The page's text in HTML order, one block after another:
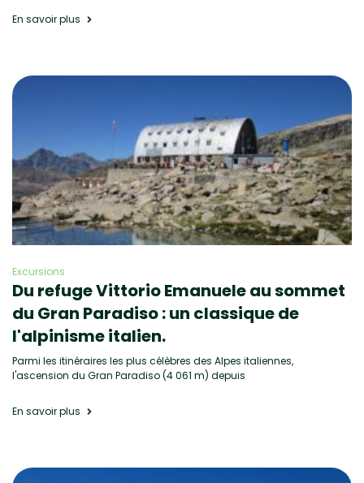
En savoir plus
Excursions
Du refuge Vittorio Emanuele au sommet
du Gran Paradiso : un classique de
l'alpinisme italien.
Parmi les itinéraires les plus célèbres des Alpes italiennes,
l'ascension du Gran Paradiso (4 061 m) depuis
En savoir plus